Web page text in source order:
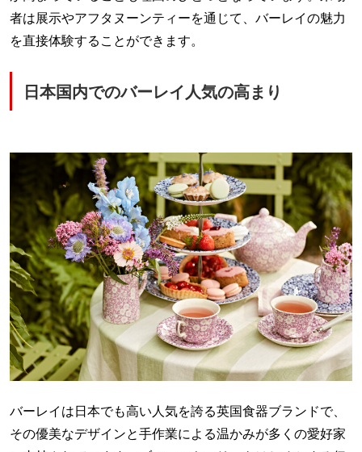
者は展示やアフタヌーンティーを通じて、バーレイの魅力
を直接体験することができます。
日本国内でのバーレイ人気の高まり
バーレイは日本でも高い人気を誇る英国食器ブランドで、
その優美なデザインと手作業による温かみが多くの愛好家